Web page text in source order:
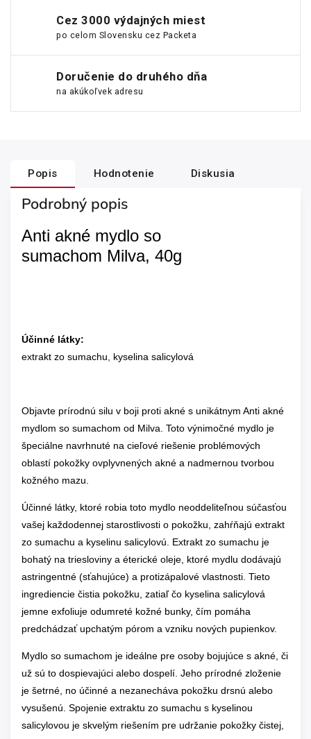
Cez 3000 výdajných miest
po celom Slovensku cez Packeta
Doručenie do druhého dňa
na akúkoľvek adresu
Popis Hodnotenie Diskusia
Podrobný popis
Anti akné mydlo so
sumachom Milva, 40g
Účinné látky:
extrakt zo sumachu
kyselina salicylová
Objavte prírodnú silu v boji proti akné s unikátnym Anti akné
mydlom so sumachom od Milva. Toto výnimočné mydlo je
špeciálne navrhnuté na cieľové riešenie problémových
oblastí pokožky ovplyvnených akné a nadmernou tvorbou
kožného mazu.
Účinné látky, ktoré robia toto mydlo neoddeliteľnou súčasťou
vašej každodennej starostlivosti o pokožku, zahŕňajú extrakt
zo sumachu a kyselinu salicylovú. Extrakt zo sumachu je
bohatý na triesloviny a éterické oleje, ktoré mydlu dodávajú
astringentné (sťahujúce) a protizápalové vlastnosti. Tieto
ingrediencie čistia pokožku, zatiaľ čo kyselina salicylová
jemne exfoliuje odumreté kožné bunky, čím pomáha
predchádzať upchatým pórom a vzniku nových pupienkov.
Mydlo so sumachom je ideálne pre osoby bojujúce s akné, či
už sú to dospievajúci alebo dospelí. Jeho prírodné zloženie
je šetrné, no účinné a nezanecháva pokožku drsnú alebo
vysušenú. Spojenie extraktu zo sumachu s kyselinou
salicylovou je skvelým riešením pre udržanie pokožky čistej,